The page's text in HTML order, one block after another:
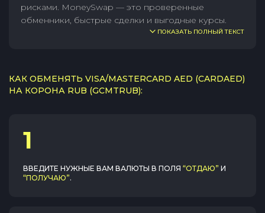
рисками. MoneySwap — это проверенные
обменники, быстрые сделки и выгодные курсы.
ПОКАЗАТЬ ПОЛНЫЙ ТЕКСТ
КАК ОБМЕНЯТЬ VISA/MASTERCARD AED (CARDAED)
НА КОРОНА RUB (GCMTRUB):
1
ВВЕДИТЕ НУЖНЫЕ ВАМ ВАЛЮТЫ В ПОЛЯ “ОТДАЮ” И
“ПОЛУЧАЮ”.